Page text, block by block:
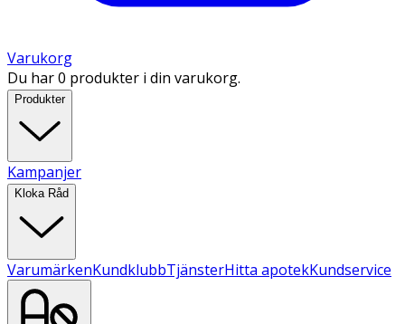
Varukorg
Du har 0 produkter i din varukorg.
Produkter
Kampanjer
Kloka Råd
VarumärkenKundklubbTjänsterHitta apotekKundservice